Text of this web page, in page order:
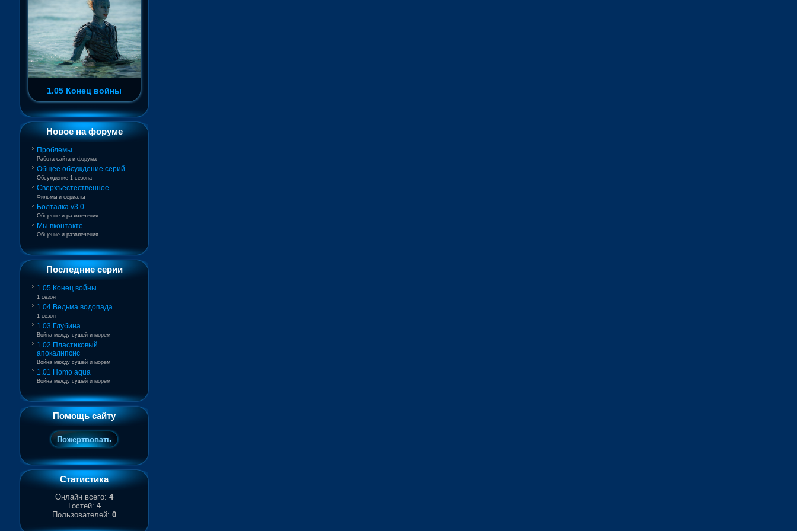
1.05 Конец войны
Новое на форуме
Проблемы
Работа сайта и форума
Общее обсуждение серий
Обсуждение 1 сезона
Сверхъестественное
Фильмы и сериалы
Болталка v3.0
Общение и развлечения
Мы вконтакте
Общение и развлечения
Последние серии
1.05 Конец войны
1 сезон
1.04 Ведьма водопада
1 сезон
1.03 Глубина
Война между сушей и морем
1.02 Пластиковый
апокалипсис
Война между сушей и морем
1.01 Homo aqua
Война между сушей и морем
Помощь сайту
Статистика
Онлайн всего: 4
Гостей: 4
Пользователей: 0